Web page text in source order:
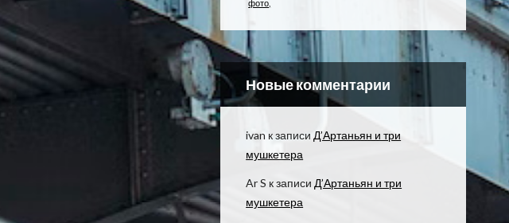
фото
Новые комментарии
ivan к записиД’Артаньян и три
мушкетера
Ar S к записи Д’Артаньян и три
мушкетера